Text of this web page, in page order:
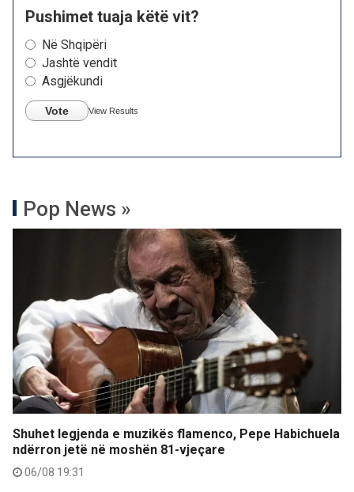
Pushimet tuaja këtë vit?
Në Shqipëri
Jashtë vendit
Asgjëkundi
Vote View Results
Pop News »
Shuhet legjenda e muzikës flamenco, Pepe Habichuela
ndërron jetë në moshën 81-vjeçare
06/08 19:31